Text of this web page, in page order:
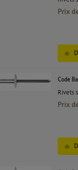
Prix
Code
Rivets
Prix